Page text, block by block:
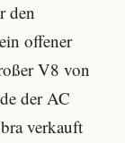
den
offener
V8 von
der AC
verkauft